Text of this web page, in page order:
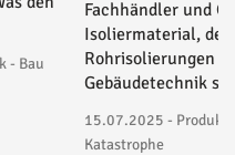
- Bau
Fachhändler und
Isoliermaterial, der
Rohrisolierungen
Gebäudetechnik
15.07.2025 -
Katastrophe